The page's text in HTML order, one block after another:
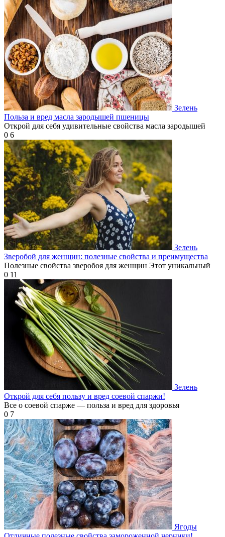
Зелень
Польза и вред масла зародышей пшеницы
Открой для себя удивительные свойства масла зародышей
0 6
Зелень
Зверобой для женщин: полезные свойства и преимущества
Полезные свойства зверобоя для женщин Этот уникальный
0 11
Зелень
Открой для себя пользу и вред соевой спаржи!
Все о соевой спарже — польза и вред для здоровья
0 7
Ягоды